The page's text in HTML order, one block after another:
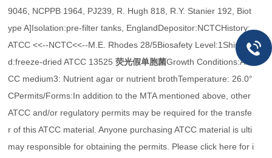
9046, NCPPB 1964, PJ239, R. Hugh 818, R.Y. Stanier 192, Biot
ype A]Isolation:pre-filter tanks, EnglandDepositor:NCTCHistory:
ATCC <<--NCTC<<--M.E. Rhodes 28/5Biosafety Level:1Shippe
d:freeze-dried ATCC 13525荧光假单胞菌Growth Conditions:AT
CC medium3: Nutrient agar or nutrient brothTemperature: 26.0°
CPermits/Forms:In addition to the MTA mentioned above, other
ATCC and/or regulatory permits may be required for the transfe
r of this ATCC material. Anyone purchasing ATCC material is ulti
may responsible for obtaining the permits. Please click here for i